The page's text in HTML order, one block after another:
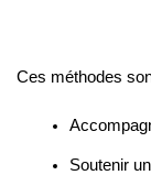
Ces méthodes
Soutenir